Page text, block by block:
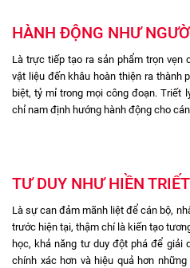
HÀNH ĐỘNG NHƯ
Là trực tiếp tạo ra sản phẩm trọn vẹn
vật liệu đến khâu hoàn thiện ra thành
biệt, tỷ mỉ trong mọi công đoạn. Triết
chỉ nam định hướng hành động cho
TƯ DUY NHƯ HIỀN TRIẾT
Là sự can đảm mãnh liệt để cán bộ,
trước hiện tại, thậm chí là kiến tạo
học, khả năng tư duy đột phá để giải
chính xác hơn và hiệu quả hơn